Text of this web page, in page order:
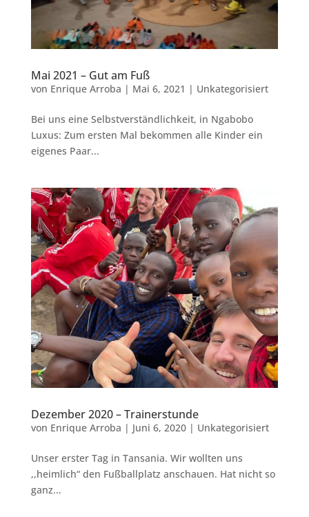
Mai 2021 – Gut am Fuß
von Enrique Arroba | Mai 6, 2021 | Unkategorisiert
Bei uns eine Selbstverständlichkeit, in Ngabobo
Luxus: Zum ersten Mal bekommen alle Kinder ein
eigenes Paar...
Dezember 2020 – Trainerstunde
von Enrique Arroba | Juni 6, 2020| Unkategorisiert
Unser erster Tag in Tansania. Wir wollten uns
,,heimlich“ den Fußballplatz anschauen. Hat nicht so
ganz...